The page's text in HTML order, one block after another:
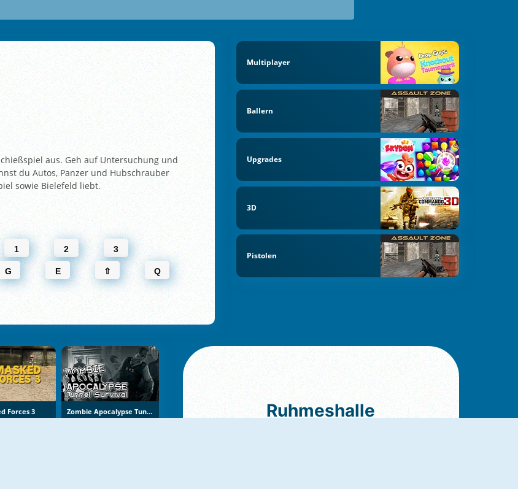
aus. Geh auf Untersuchung und
du Autos, Panzer und Hubschrauber
sowie Bielefeld liebt.
1 2 3
G E ⇧ Q
Multiplayer
Ballern
Upgrades
3D
Pistolen
Forces 3 Zombie Apocalypse Tunnel Survival Ruhmeshalle